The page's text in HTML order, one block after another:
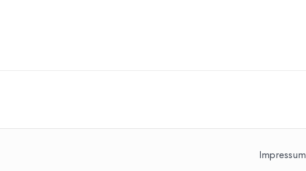
Impressum